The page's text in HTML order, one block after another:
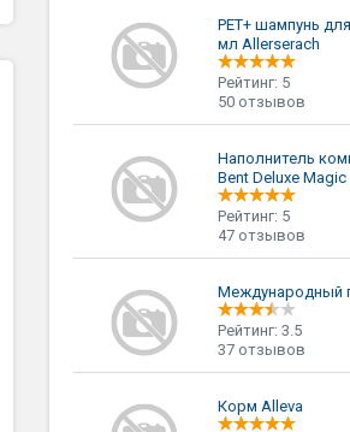
PET+ шампунь
мл Allerserach
Рейтинг: 5
50 отзывов
Наполнитель
Bent Deluxe
Рейтинг: 5
47 отзывов
Международный
Рейтинг: 3.5
37 отзывов
Корм Alleva